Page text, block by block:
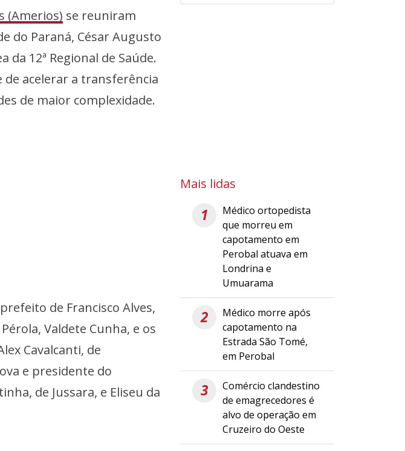
(Amerios) se reuniram
do Paraná, César Augusto
12ª Regional de Saúde.
acelerar a transferência
de maior complexidade.
de Francisco Alves,
Valdete Cunha, e os
Cavalcanti, de
e presidente do
de Jussara, e Eliseu da
Mais lidas
1
Médico ortopedista
que morreu em
capotamento em
Perobal atuava em
Londrina e
Umuarama
2
Médico morre após
capotamento na
Estrada São Tomé,
em Perobal
3
Comércio clandestino
de emagrecedores é
alvo de operação em
Cruzeiro do Oeste